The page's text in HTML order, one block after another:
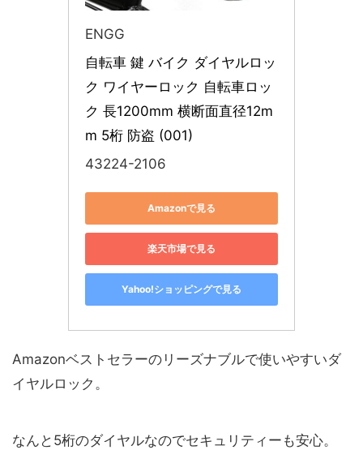
ENGG
自転車 鍵 バイク ダイヤルロッ
ク ワイヤーロック 自転車ロッ
ク 長1200mm 横断面直径12m
m 5桁 防盗 (001)
43224-2106
Amazonで見る
楽天市場で見る
Yahoo!ショッピングで見る
Amazonベストセラーのリーズナブルで使いやすいダ
イヤルロック。
なんと5桁のダイヤルなのでセキュリティーも安心。